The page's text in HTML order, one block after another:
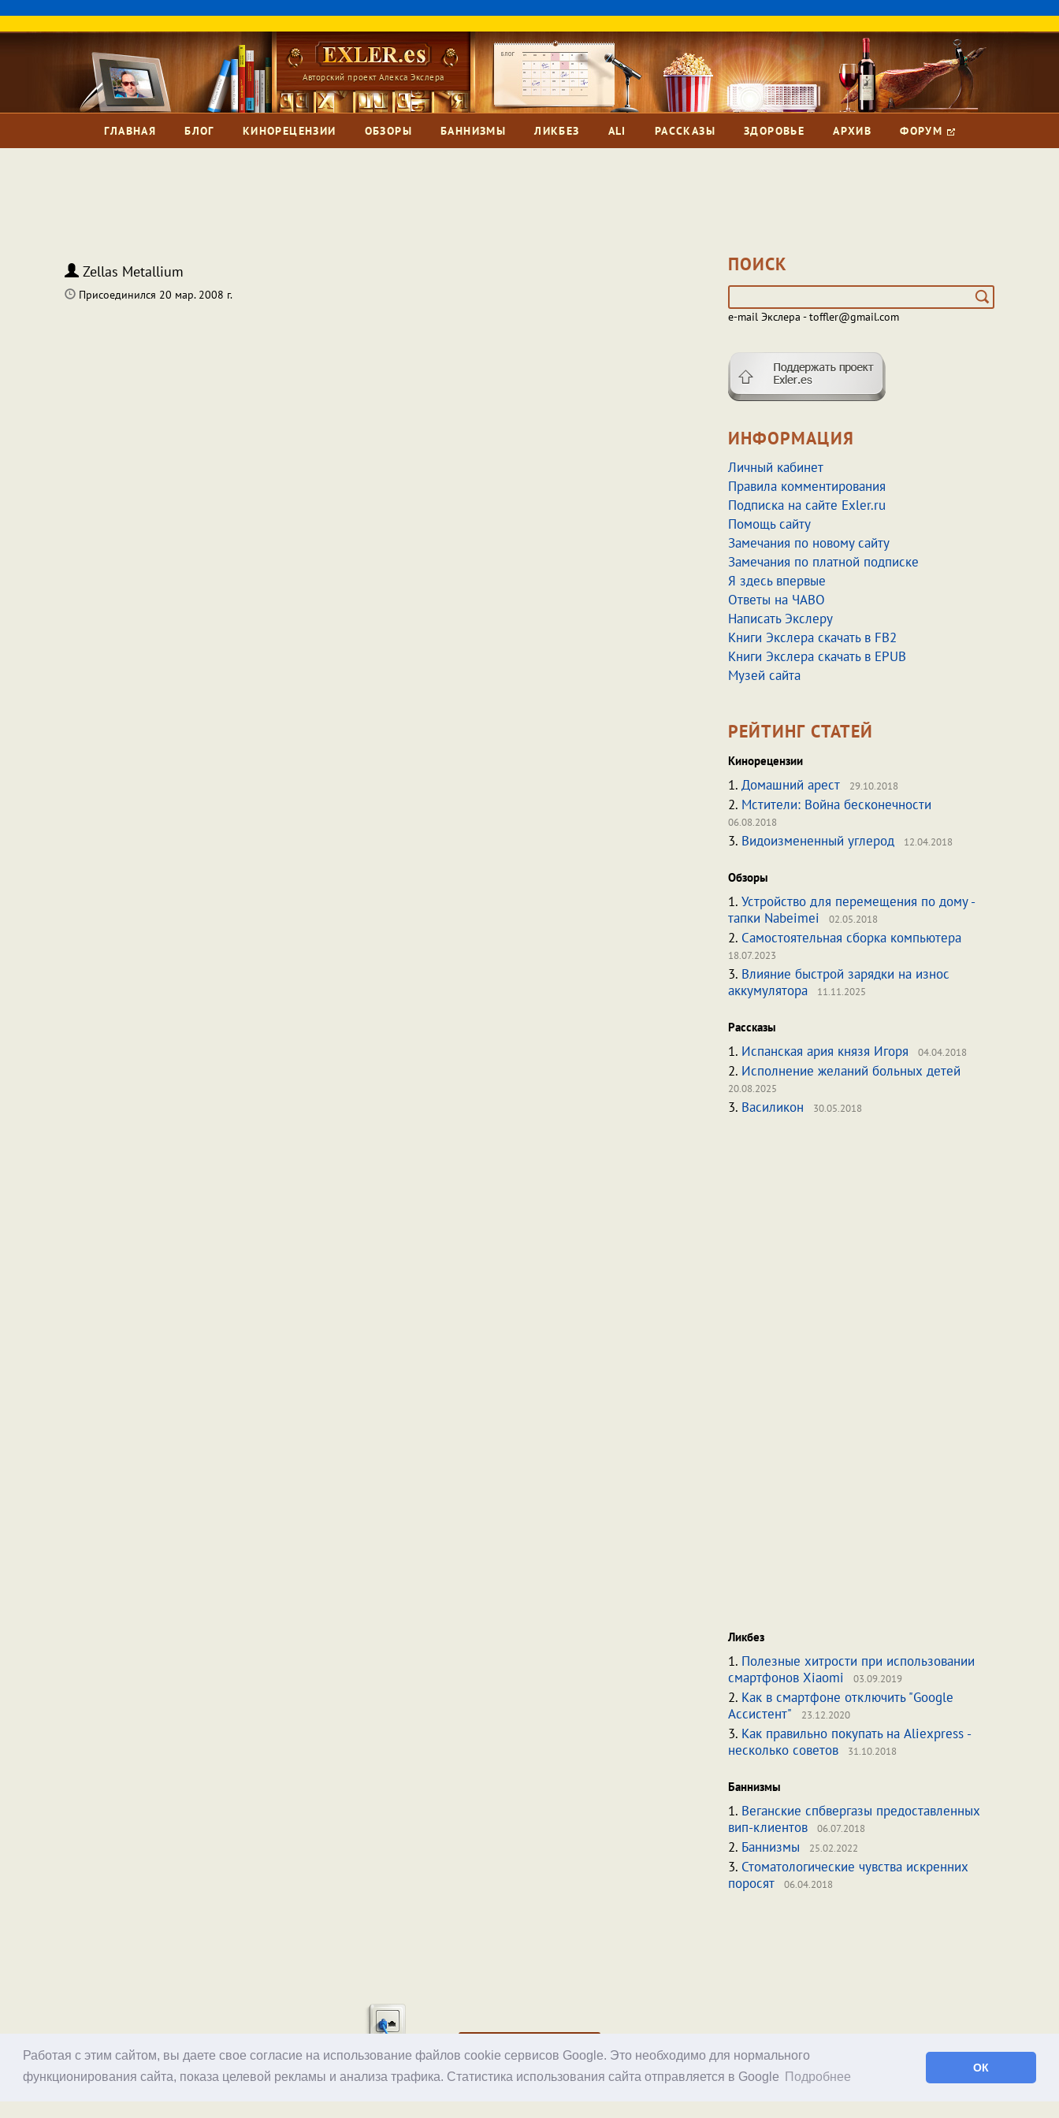
Работая с этим сайтом, вы даете свое согласие на использование файлов cookie сервисов Google. Это необходимо для нормального
функционирования сайта, показа целевой рекламы и анализа трафика. Статистика использования сайта отправляется в Google
Подробнее
ОК
Авторский проект Алекса Экслера
ГЛАВНАЯ БЛОГ КИНОРЕЦЕНЗИИ ОБЗОРЫ БАННИЗМЫ ЛИКБЕЗ ALI РАССКАЗЫ ЗДОРОВЬЕ АРХИВ ФОРУМ
Zellas Metallium
Присоединился 20 мар. 2008 г.
ПОИСК
e-mail Экслера - toffler@gmail.com
ИНФОРМАЦИЯ
Личный кабинет
Правила комментирования
Подписка на сайте Exler.ru
Помощь сайту
Замечания по новому сайту
Замечания по платной подписке
Я здесь впервые
Ответы на ЧАВО
Написать Экслеру
Книги Экслера скачать в FB2
Книги Экслера скачать в EPUB
Музей сайта
РЕЙТИНГ СТАТЕЙ
Кинорецензии
1. Домашний арест 29.10.2018
2. Мстители: Война бесконечности
06.08.2018
3. Видоизмененный углерод 12.04.2018
Обзоры
1. Устройство для перемещения по дому -
тапки Nabeimei
02.05.2018
2. Самостоятельная сборка компьютера
18.07.2023
3. Влияние быстрой зарядки на износ
аккумулятора
11.11.2025
Рассказы
1. Испанская ария князя Игоря 04.04.2018
2. Исполнение желаний больных детей
20.08.2025
3. Василикон 30.05.2018
Ликбез
1. Полезные хитрости при использовании
смартфонов Xiaomi
03.09.2019
2. Как в смартфоне отключить "Google
Ассистент"
23.12.2020
3. Как правильно покупать на Aliexpress -
несколько советов
31.10.2018
Баннизмы
1. Веганские спбвергазы предоставленных
вип-клиентов
06.07.2018
2. Баннизмы 25.02.2022
3. Стоматологические чувства искренних
поросят
06.04.2018
© 1998–2026 Alex Exler RSS блога